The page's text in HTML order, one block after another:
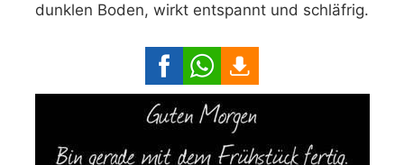
dunklen Boden, wirkt entspannt und schläfrig.